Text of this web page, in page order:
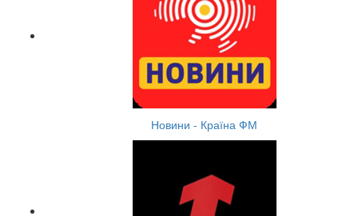
Новини - Країна ФМ